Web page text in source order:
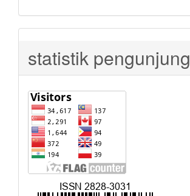
statistik pengunjung